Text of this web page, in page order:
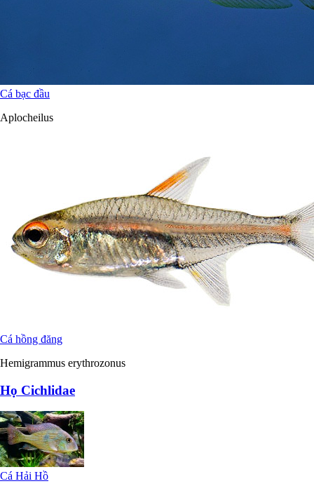
Cá bạc đầu
Aplocheilus
Cá hồng đăng
Hemigrammus erythrozonus
Họ Cichlidae
Cá Hải Hồ